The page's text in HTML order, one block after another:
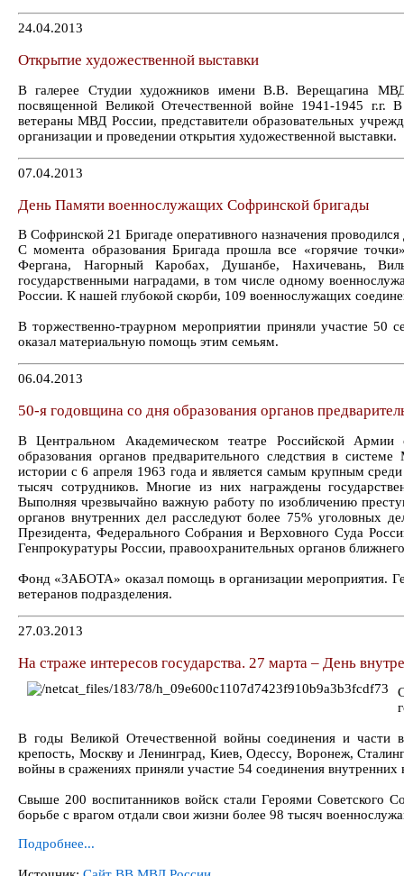
24.04.2013
Открытие художественной выставки
В галерее Студии художников имени В.В. Верещагина МВД
посвященной Великой Отечественной войне 1941-1945
ветераны МВД России, представители образовательных
организации и проведении открытия художественной выставки.
07.04.2013
День Памяти военнослужащих Софринской бригады
В Софринской 21 Бригаде оперативного назначения
С момента образования Бригада прошла все «горячие
Фергана, Нагорный Каробах, Душанбе, Нахичевань,
государственными наградами, в том числе одному
России. К нашей глубокой скорби, 109 военнослужащих
В торжественно-траурном мероприятии приняли участие
оказал материальную помощь этим семьям.
06.04.2013
50-я годовщина со дня образования органов
В Центральном Академическом театре Российской Армии
образования органов предварительного следствия в
истории с 6 апреля 1963 года и является самым крупным
тысяч сотрудников. Многие из них награждены
Выполняя чрезвычайно важную работу по изобличению
органов внутренних дел расследуют более 75% уголовных
Президента, Федерального Собрания и Верховного Суда
Генпрокуратуры России, правоохранительных органов
Фонд «ЗАБОТА» оказал помощь в организации мероприятия.
ветеранов подразделения.
27.03.2013
На страже интересов государства. 27 марта – День
В годы Великой Отечественной войны соединения и
крепость, Москву и Ленинград, Киев, Одессу, Воронеж,
войны в сражениях приняли участие 54 соединения
Свыше 200 воспитанников войск стали Героями
борьбе с врагом отдали свои жизни более 98 тысяч
Подробнее...